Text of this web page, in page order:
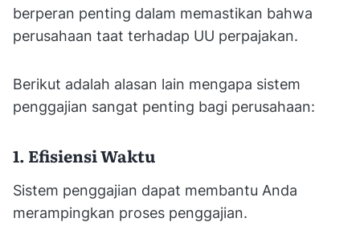
berperan penting dalam memastikan bahwa
perusahaan taat terhadap UU perpajakan.
Berikut adalah alasan lain mengapa sistem
penggajian sangat penting bagi perusahaan:
1. Efisiensi Waktu
Sistem penggajian dapat membantu Anda
merampingkan proses penggajian.